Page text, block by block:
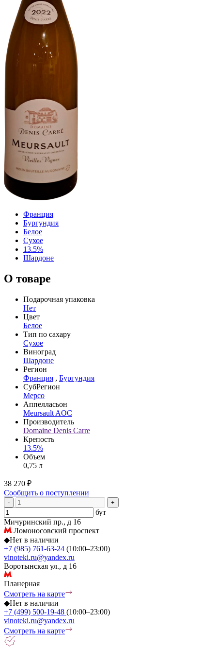
Франция
Бургундия
Белое
Сухое
13.5%
Шардоне
О товаре
Подарочная упаковка
Нет
Цвет
Белое
Тип по сахару
Сухое
Виноград
Шардоне
Регион
Франция , Бургундия
СубРегион
Мерсо
Аппелласьон
Meursault AOC
Производитель
Domaine Denis Carre
Крепость
13.5%
Объем
0,75 л
38 270 ₽
Сообщить о поступлении
- +
бут
Мичуринский пр., д 16
Ломоносовский проспект
◆Нет в наличии
+7 (985) 761-63-24 (10:00–23:00)
vinoteki.ru@yandex.ru
Воротынская ул., д 16
Планерная
Смотреть на карте
◆Нет в наличии
+7 (499) 500-19-48 (10:00–23:00)
vinoteki.ru@yandex.ru
Смотреть на карте